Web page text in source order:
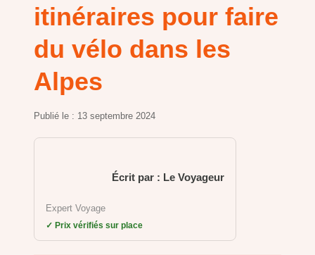
itinéraires pour faire
du vélo dans les
Alpes
Publié le : 13 septembre 2024
Écrit par : Le Voyageur
Expert Voyage
✓ Prix vérifiés sur place